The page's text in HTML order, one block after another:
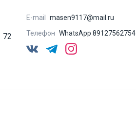
72
E-mail
masen9117@mail.ru
Телефон WhatsApp 89127562754